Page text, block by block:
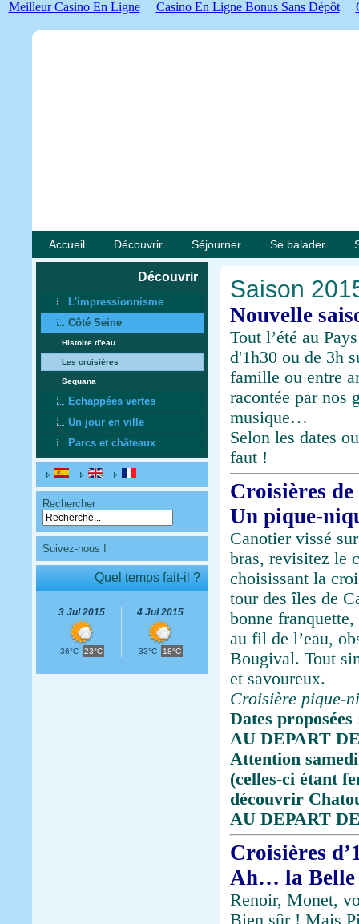
Meilleur Casino En Ligne Casino En Ligne Bonus Sans Dépôt
Accueil Découvrir Séjourner Se balader
Découvrir
L'impressionnisme
Côté Seine
Histoire d'eau
Les croisières
Sequana
Echappées vertes
Un jour en ville
Parcs et châteaux
Rechercher
Suivez-nous !
Quel temps fait-il ?
3 Jul 2015
36°C 23°C
4 Jul 2015
33°C 18°C
Saison
Nouvelle
Tout l’été au
d'1h30 ou de 3h
famille ou entre
racontée par nos
musique…
Selon les dates
faut !
Croisières de
Un pique-
Canotier vissé
bras, revisitez le
choisissant la
tour des îles de
bonne
au fil de l’eau,
Bougival. Tout
et savoureux.
Croisière pique-
Dates proposées
AU DEPART
Attention
(celles-ci étant
découvrir
AU DEPART
Croisières
Ah… la Belle
Renoir, Monet,
Bien sûr ! Mais